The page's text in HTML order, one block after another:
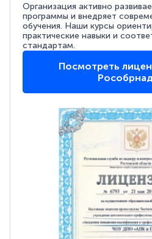
Организация активно
программы и внедряет
обучения. Наши курсы
практические навыки и
стандартам.
Посмотреть